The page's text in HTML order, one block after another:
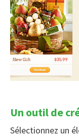
Un outil de
Sélectionnez un